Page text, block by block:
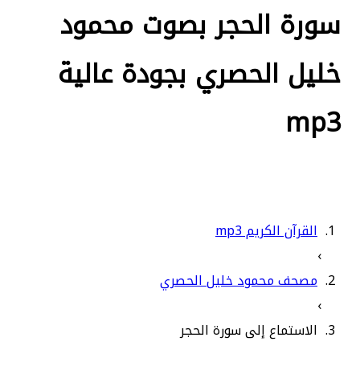
سورة الحجر بصوت محمود
خليل الحصري بجودة عالية
mp3
القرآن الكريم mp3
›
مصحف محمود خليل الحصري
›
الاستماع إلى سورة الحجر